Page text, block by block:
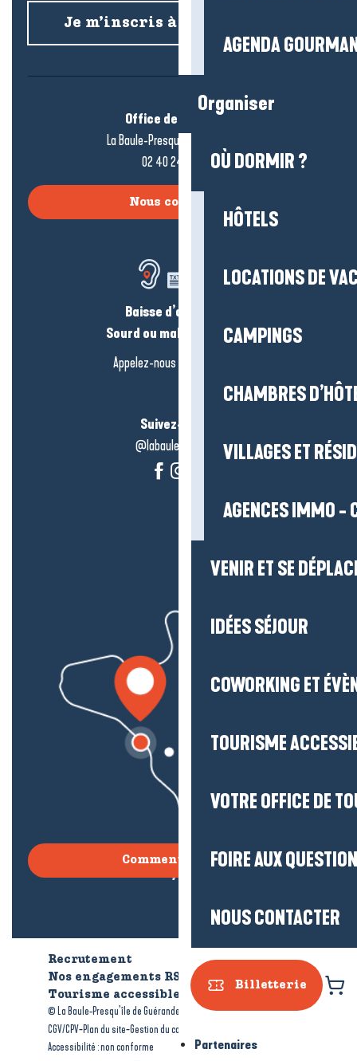
AGENDA
Organiser
OÙ DORMIR ?
HÔTELS
LOCATIONS DE
CAMPINGS
CHAMBRES
VILLAGES ET
AGENCES IMMO -
VENIR ET SE
IDÉES SÉJOUR
COWORKING ET
TOURISME
VOTRE OFFICE DE
FOIRE AUX
NOUS CONTACTER
Billetterie
Partenaires
Je m’inscris à la newsletter
Office de tourisme
La Baule-Presqu’île de Guérande
02 40 24 34 44
Nous contacter
Baisse d’audition ?
Sourd ou malentendant ?
Appelez-nous en
Suivez-nous !
@labauleguérande
Comment venir ?
Recrutement
Qui sommes-nous ?
Nos engagements RSE
Tourisme accessible
© La Baule-Presqu’île de Guérande tourisme-Mentions légales-
CGV/CPV-Plan du site-Gestion du consentement
Accessibilité : non conforme